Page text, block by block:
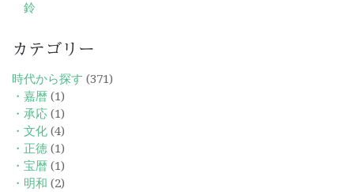
鈴
カテゴリー
時代から探す (371)
・嘉暦 (1)
・承応 (1)
・文化 (4)
・正徳 (1)
・宝暦 (1)
・明和 (2)